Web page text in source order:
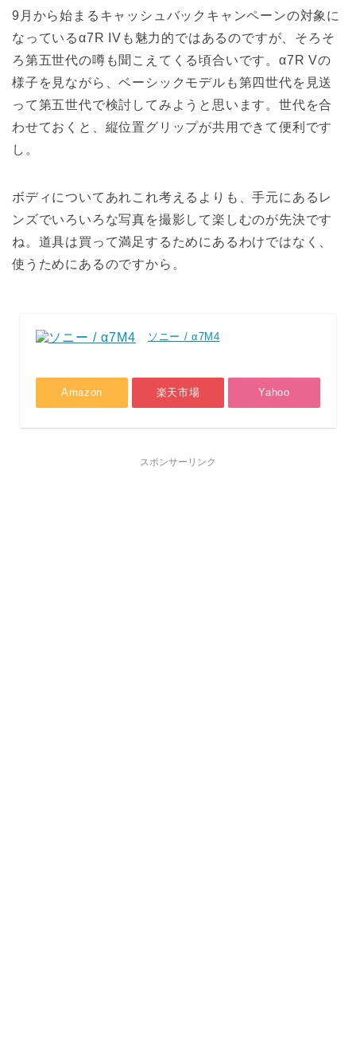
9月から始まるキャッシュバックキャンペーンの対象に
なっているα7R IVも魅力的ではあるのですが、そろそ
ろ第五世代の噂も聞こえてくる頃合いです。α7R Vの
様子を見ながら、ベーシックモデルも第四世代を見送
って第五世代で検討してみようと思います。世代を合
わせておくと、縦位置グリップが共用できて便利です
し。
ボディについてあれこれ考えるよりも、手元にあるレ
ンズでいろいろな写真を撮影して楽しむのが先決です
ね。道具は買って満足するためにあるわけではなく、
使うためにあるのですから。
ソニー / α7M4
Amazon 楽天市場 Yahoo
スポンサーリンク